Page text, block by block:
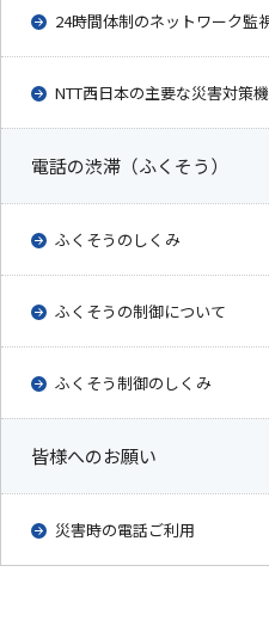
24時間体制のネットワーク監
NTT西日本の主要な災害対策
電話の渋滞（ふくそう）
ふくそうのしくみ
ふくそうの制御について
ふくそう制御のしくみ
皆様へのお願い
災害時の電話ご利用